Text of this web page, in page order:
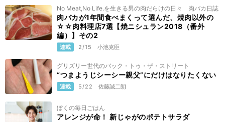
No Meat,No Life.を生きる男の肉だらけの日々 肉バカ日誌
肉バカが1年間食べまくって選んだ、焼肉以外の
☆☆肉料理店7選【焼ニシュラン2018（番外
編）】その2
連載 2/15 小池克臣
グリズリー世代のバック・トゥ・ザ・ストリート
“つまようじシーシー親父”にだけはなりたくない
連載 5/22 佐藤誠二朗
ぼくの毎日ごはん
アレンジが命！ 新じゃがのポテトサラダ